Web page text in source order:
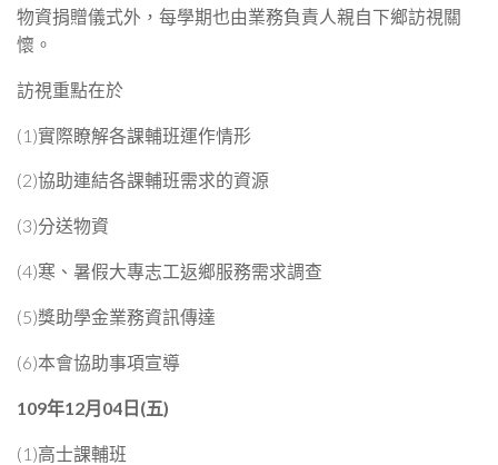
物資捐贈儀式外，每學期也由業務負責人親自下鄉訪視關
懷。
訪視重點在於
(1)實際瞭解各課輔班運作情形
(2)協助連結各課輔班需求的資源
(3)分送物資
(4)寒、暑假大專志工返鄉服務需求調查
(5)獎助學金業務資訊傳達
(6)本會協助事項宣導
109年12月04日(五)
(1)高士課輔班